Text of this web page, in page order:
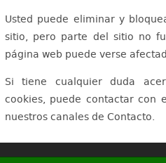
Usted puede eliminar y
sitio, pero parte del sitio no
página web puede verse
Si tiene cualquier duda
cookies, puede contactar con
nuestros canales de Contacto.
© E-TAXI BARCELONA - Todos los